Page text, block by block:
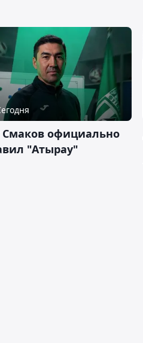
Смаков официально
"Атырау"